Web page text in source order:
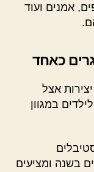
אמנים ועוד
כאחד
אצל
במגוון
בשנה ומציעים